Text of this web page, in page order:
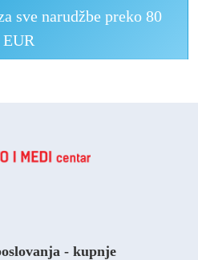
sve narudžbe preko 80
EUR
- kupnje